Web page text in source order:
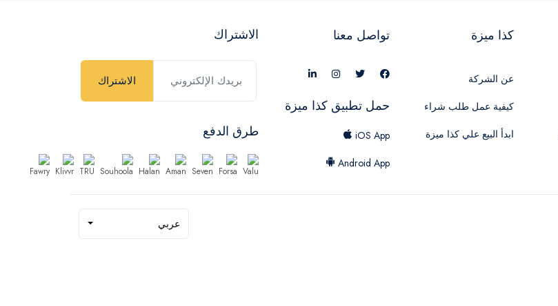
كذا ميزة
عن الشركة
كيفية عمل طلب شراء
ابدأ البيع علي كذا ميزة
تواصل معنا
حمل تطبيق كذا ميزة
iOS App
Android App
الاشتراك
الاشتراك
طرق الدفع
عربي